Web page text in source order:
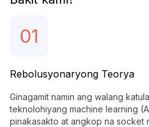
01
Rebolusyonaryong Teorya
Ginagamit namin ang walang
teknolohiyang machine learning
pinakasakto at angkop na socket